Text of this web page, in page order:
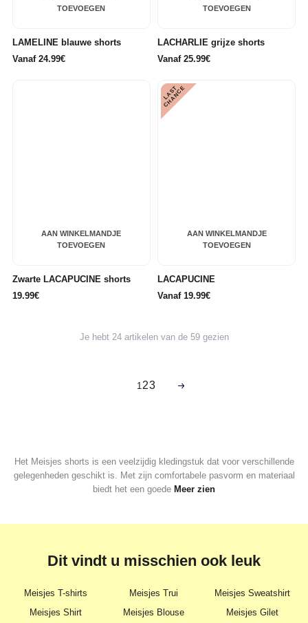
TOEVOEGEN
LAMELINE blauwe shorts
Vanaf 24.99€
TOEVOEGEN
LACHARLIE grijze shorts
Vanaf 25.99€
AAN WINKELMANDJE
TOEVOEGEN
Zwarte LACAPUCINE shorts
19.99€
AAN WINKELMANDJE
TOEVOEGEN
L
A
S
T
C
H
A
N
C
E
LACAPUCINE
Vanaf 19.99€
Je hebt 24 artikelen van de 59 gezien
1 23
Het Meisjes shorts is een veelzijdig kledingstuk dat voor verschillende
gelegenheden geschikt is. Met zijn comfortabele pasvorm en materiaal
biedt het een goede Meer zien
Dit vindt u misschien ook leuk
Meisjes T-shirts Meisjes Trui
Meisjes Sweatshirt
Meisjes Shirt
Meisjes Blouse Meisjes Gilet